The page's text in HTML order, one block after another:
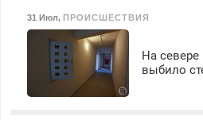
31 Июл, ПРОИСШЕСТВИЯ
На севере
выбило